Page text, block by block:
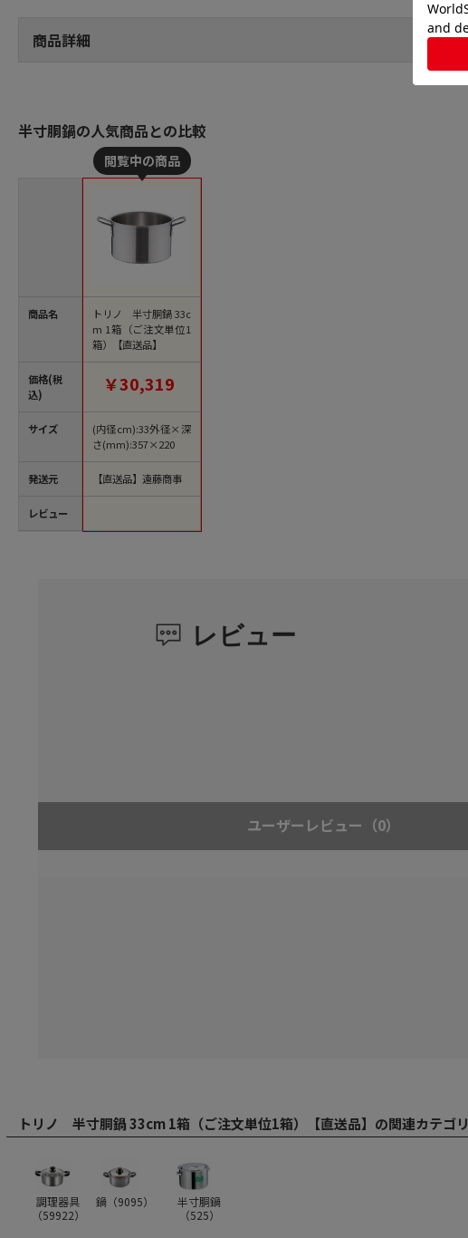
商品詳細
半寸胴鍋の人気商品との比較
商品名
価格(税
込)
サイズ
発送元
レビュー
トリノ 半寸胴鍋 33c
m 1箱（ご注文単位1
箱）【直送品】
￥30,319
(内径cm):33外径×深
さ(mm):357×220
【直送品】遠藤商事
レビュー
ユーザーレビュー （0）
トリノ 半寸胴鍋 33cm 1箱（ご注文単位1箱）【直送品】の関連カテゴリ
調理器具
（59922）
鍋（9095）
半寸胴鍋
（525）